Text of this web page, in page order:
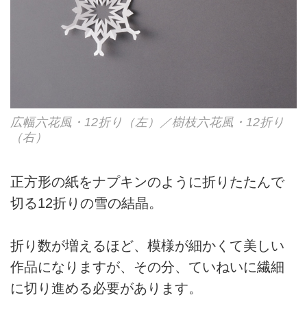
広幅六花風・12折り（左）／樹枝六花風・12折り
（右）
正方形の紙をナプキンのように折りたたんで
切る12折りの雪の結晶。
折り数が増えるほど、模様が細かくて美しい
作品になりますが、その分、ていねいに繊細
に切り進める必要があります。